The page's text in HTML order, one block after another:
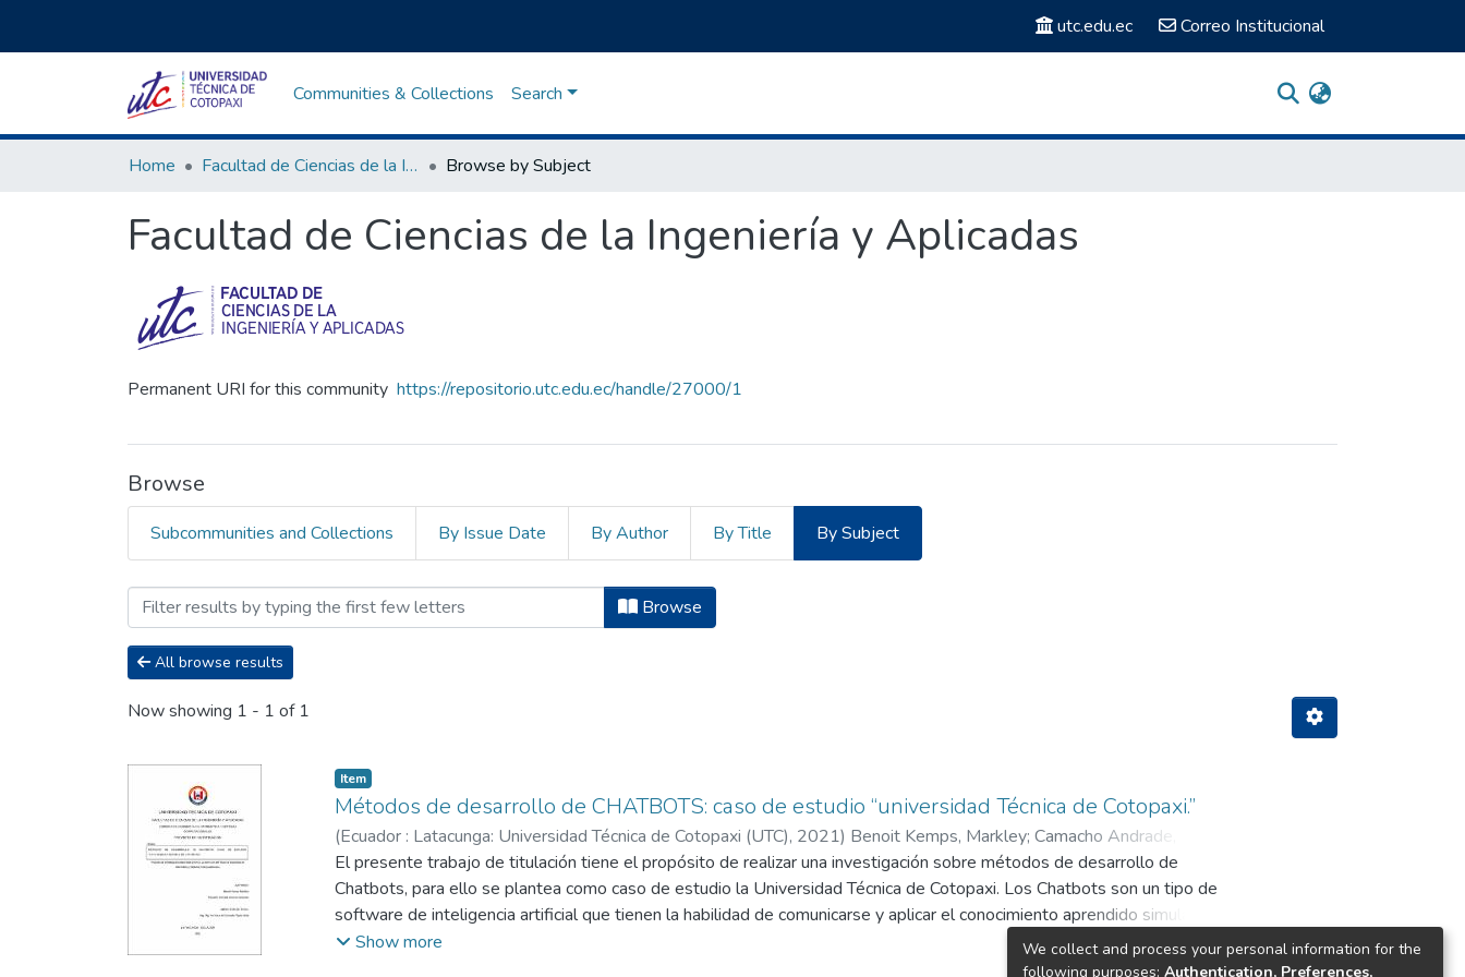
utc.edu.ec Correo Institucional
Communities & Collections Search
Home Facultad de Ciencias de la Ingeniería y Aplicadas Browse by Subject
Facultad de Ciencias de la Ingeniería y Aplicadas
Permanent URI for this community https://repositorio.utc.edu.ec/handle/27000/1
Browse
Subcommunities and Collections By Issue Date By Author By Title By Subject
Browsing Facultad de Ciencias de la Ingeniería y Aplicadas by Subject ", ÁRBOL DE DECISIONES"
Browse
All browse results
Now showing 1 - 1 of 1
Item
Métodos de desarrollo de CHATBOTS: caso de estudio “universidad Técnica de Cotopaxi.”
(Ecuador : Latacunga: Universidad Técnica de Cotopaxi (UTC), 2021) Benoit Kemps, Markley; Camacho Andrade,
Antonio Sebastián; Tapia Cerda, Verónica del Consuelo
El presente trabajo de titulación tiene el propósito de realizar una investigación sobre métodos de desarrollo de
Chatbots, para ello se plantea como caso de estudio la Universidad Técnica de Cotopaxi. Los Chatbots son un tipo de
software de inteligencia artificial que tienen la habilidad de comunicarse y aplicar el conocimiento aprendido simulando
la inteligencia humana. La creación de un Chatbot permite disminuir los tiempos de respuesta, tienen la disponibilidad
de atender dudas de los usuarios de forma permanente y son capaces de responder a preguntas complejas. El objetivo
Show more
We collect and process your personal information for the
following purposes: Authentication, Preferences,